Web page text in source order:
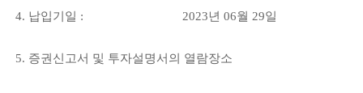
4. 납입기일 : 2023년 06월 29일
5. 증권신고서 및 투자설명서의 열람장소